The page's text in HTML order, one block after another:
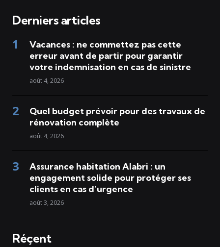
Derniers articles
Vacances : ne commettez pas cette
erreur avant de partir pour garantir
votre indemnisation en cas de sinistre
août 4, 2026
Quel budget prévoir pour des travaux de
rénovation complète
août 4, 2026
Assurance habitation Alabri : un
engagement solide pour protéger ses
clients en cas d’urgence
août 3, 2026
Réçent